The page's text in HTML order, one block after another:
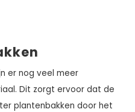
er nog veel meer
Dit zorgt ervoor dat de
plantenbakken door het